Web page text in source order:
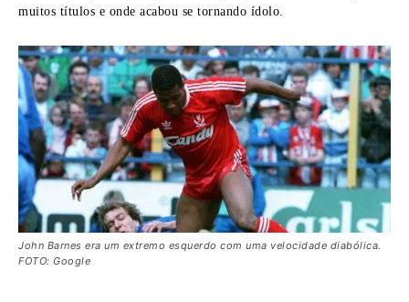
muitos títulos e onde acabou se tornando ídolo.
John Barnes era um extremo esquerdo com uma velocidade diabólica.
FOTO: Google